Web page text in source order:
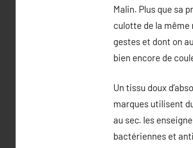
Malin. Plus que sa
culotte de la même
gestes et dont on
bien encore de
Un tissu doux
marques utilisent
au sec. les
bactériennes et